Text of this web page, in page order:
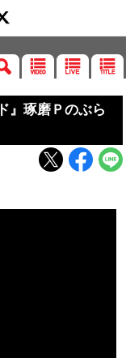
』琢磨Ｐのぶら